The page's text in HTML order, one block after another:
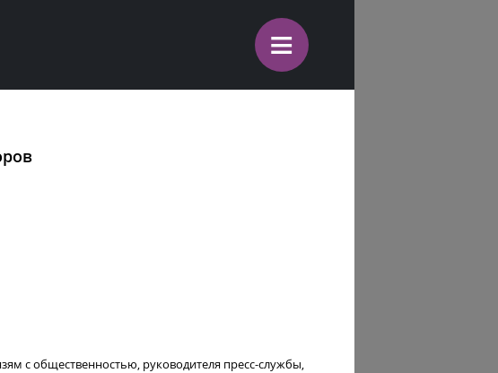
≡
с общественностью, руководителя пресс-службы,